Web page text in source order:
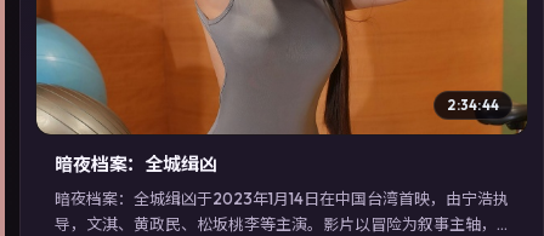
2:34:44
暗夜档案：全城缉凶
暗夜档案：全城缉凶于2023年1月14日在中国台湾首映，由宁浩执
导，文淇、黄政民、松坂桃李等主演。影片以冒险为叙事主轴，